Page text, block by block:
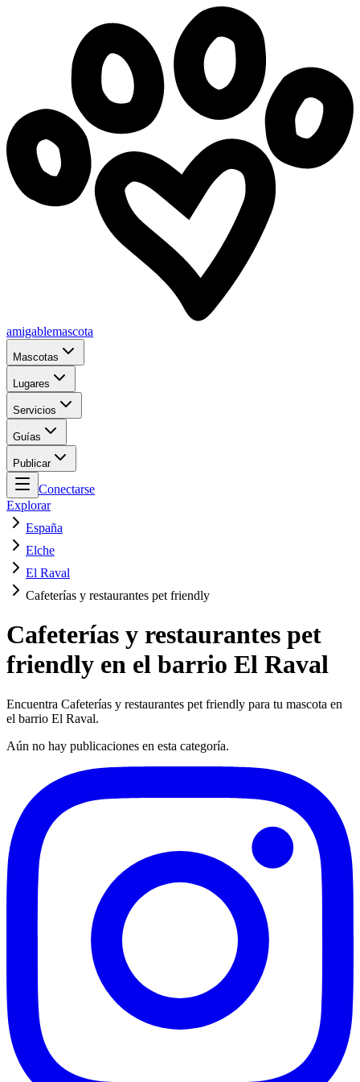
amigablemascota
Mascotas
Lugares
Servicios
Guías
Publicar
Conectarse
Explorar
España
Elche
El Raval
Cafeterías y restaurantes pet friendly
Cafeterías y restaurantes pet
friendly en el barrio El Raval
Encuentra Cafeterías y restaurantes pet friendly para tu mascota en
el barrio El Raval.
Aún no hay publicaciones en esta categoría.